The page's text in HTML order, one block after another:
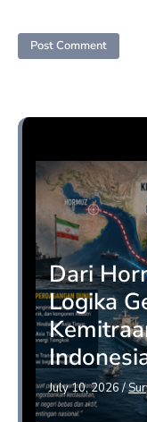
Dari
Logika
July 10, 2026/